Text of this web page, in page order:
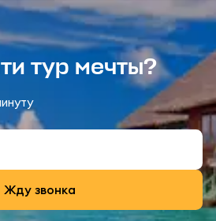
тур мечты?
Жду звонка